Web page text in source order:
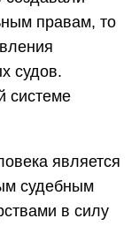
правам, то
судов.
системе
является
судебным
в силу